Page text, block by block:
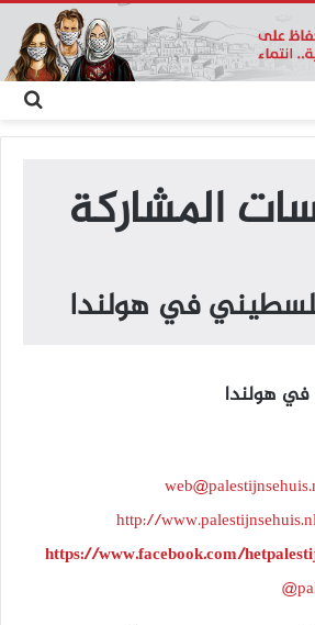
عن
المشاركة
في هولندا
هولندا
http://
https://www.facebook.com/